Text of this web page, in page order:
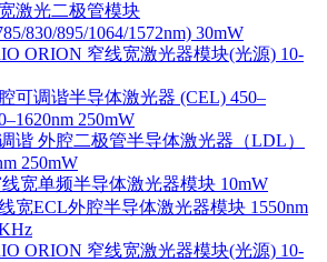
激光二极管模块
830/895/1064/1572nm) 30mW
ORION 窄线宽激光器模块(光源) 10-
可调谐半导体激光器 (CEL) 450–
250mW
谐 外腔二极管半导体激光器（LDL）
250mW
线宽单频半导体激光器模块 10mW
宽ECL外腔半导体激光器模块 1550nm
ORION 窄线宽激光器模块(光源) 10-